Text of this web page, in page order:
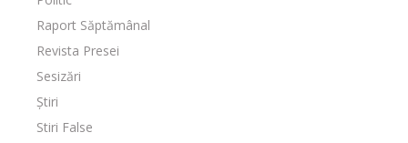
Raport Săptămânal
Revista Presei
Sesizări
Știri
Stiri False